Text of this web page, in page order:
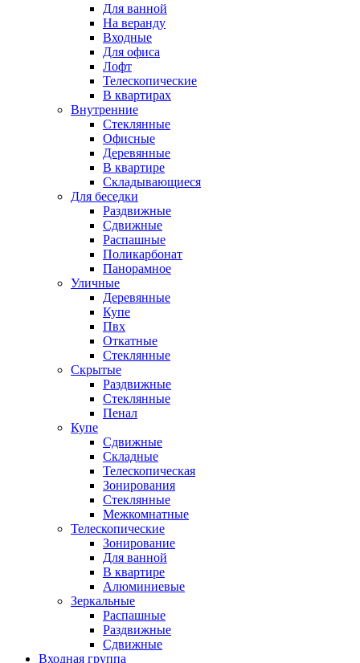
Для ванной
На веранду
Входные
Для офиса
Лофт
Телескопические
В квартирах
Внутренние
Стеклянные
Офисные
Деревянные
В квартире
Складывающиеся
Для беседки
Раздвижные
Сдвижные
Распашные
Поликарбонат
Панорамное
Уличные
Деревянные
Купе
Пвх
Откатные
Стеклянные
Скрытые
Раздвижные
Стеклянные
Пенал
Купе
Сдвижные
Складные
Телескопическая
Зонирования
Стеклянные
Межкомнатные
Телескопические
Зонирование
Для ванной
В квартире
Алюминиевые
Зеркальные
Распашные
Раздвижные
Сдвижные
Входная группа